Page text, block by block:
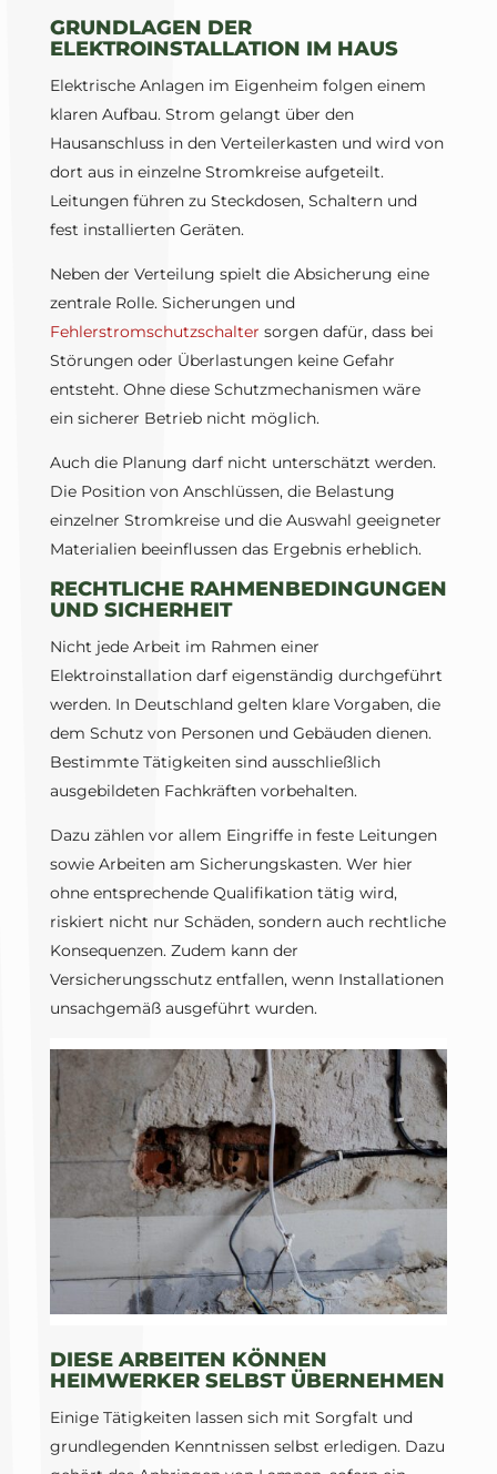
GRUNDLAGEN DER
ELEKTROINSTALLATION IM HAUS
Elektrische Anlagen im Eigenheim folgen einem
klaren Aufbau. Strom gelangt über den
Hausanschluss in den Verteilerkasten und wird von
dort aus in einzelne Stromkreise aufgeteilt.
Leitungen führen zu Steckdosen, Schaltern und
fest installierten Geräten.
Neben der Verteilung spielt die Absicherung eine
zentrale Rolle. Sicherungen und
Fehlerstromschutzschalter sorgen dafür, dass bei
Störungen oder Überlastungen keine Gefahr
entsteht. Ohne diese Schutzmechanismen wäre
ein sicherer Betrieb nicht möglich.
Auch die Planung darf nicht unterschätzt werden.
Die Position von Anschlüssen, die Belastung
einzelner Stromkreise und die Auswahl geeigneter
Materialien beeinflussen das Ergebnis erheblich.
RECHTLICHE RAHMENBEDINGUNGEN
UND SICHERHEIT
Nicht jede Arbeit im Rahmen einer
Elektroinstallation darf eigenständig durchgeführt
werden. In Deutschland gelten klare Vorgaben, die
dem Schutz von Personen und Gebäuden dienen.
Bestimmte Tätigkeiten sind ausschließlich
ausgebildeten Fachkräften vorbehalten.
Dazu zählen vor allem Eingriffe in feste Leitungen
sowie Arbeiten am Sicherungskasten. Wer hier
ohne entsprechende Qualifikation tätig wird,
riskiert nicht nur Schäden, sondern auch rechtliche
Konsequenzen. Zudem kann der
Versicherungsschutz entfallen, wenn Installationen
unsachgemäß ausgeführt wurden.
DIESE ARBEITEN KÖNNEN
HEIMWERKER SELBST ÜBERNEHMEN
Einige Tätigkeiten lassen sich mit Sorgfalt und
grundlegenden Kenntnissen selbst erledigen. Dazu